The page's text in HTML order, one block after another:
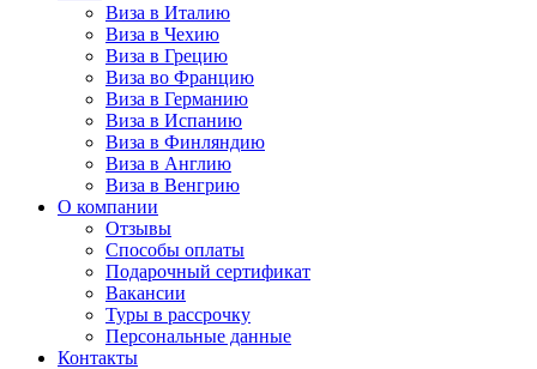
Виза в Италию
Виза в Чехию
Виза в Грецию
Виза во Францию
Виза в Германию
Виза в Испанию
Виза в Финляндию
Виза в Англию
Виза в Венгрию
О компании
Отзывы
Способы оплаты
Подарочный сертификат
Вакансии
Туры в рассрочку
Персональные данные
Контакты